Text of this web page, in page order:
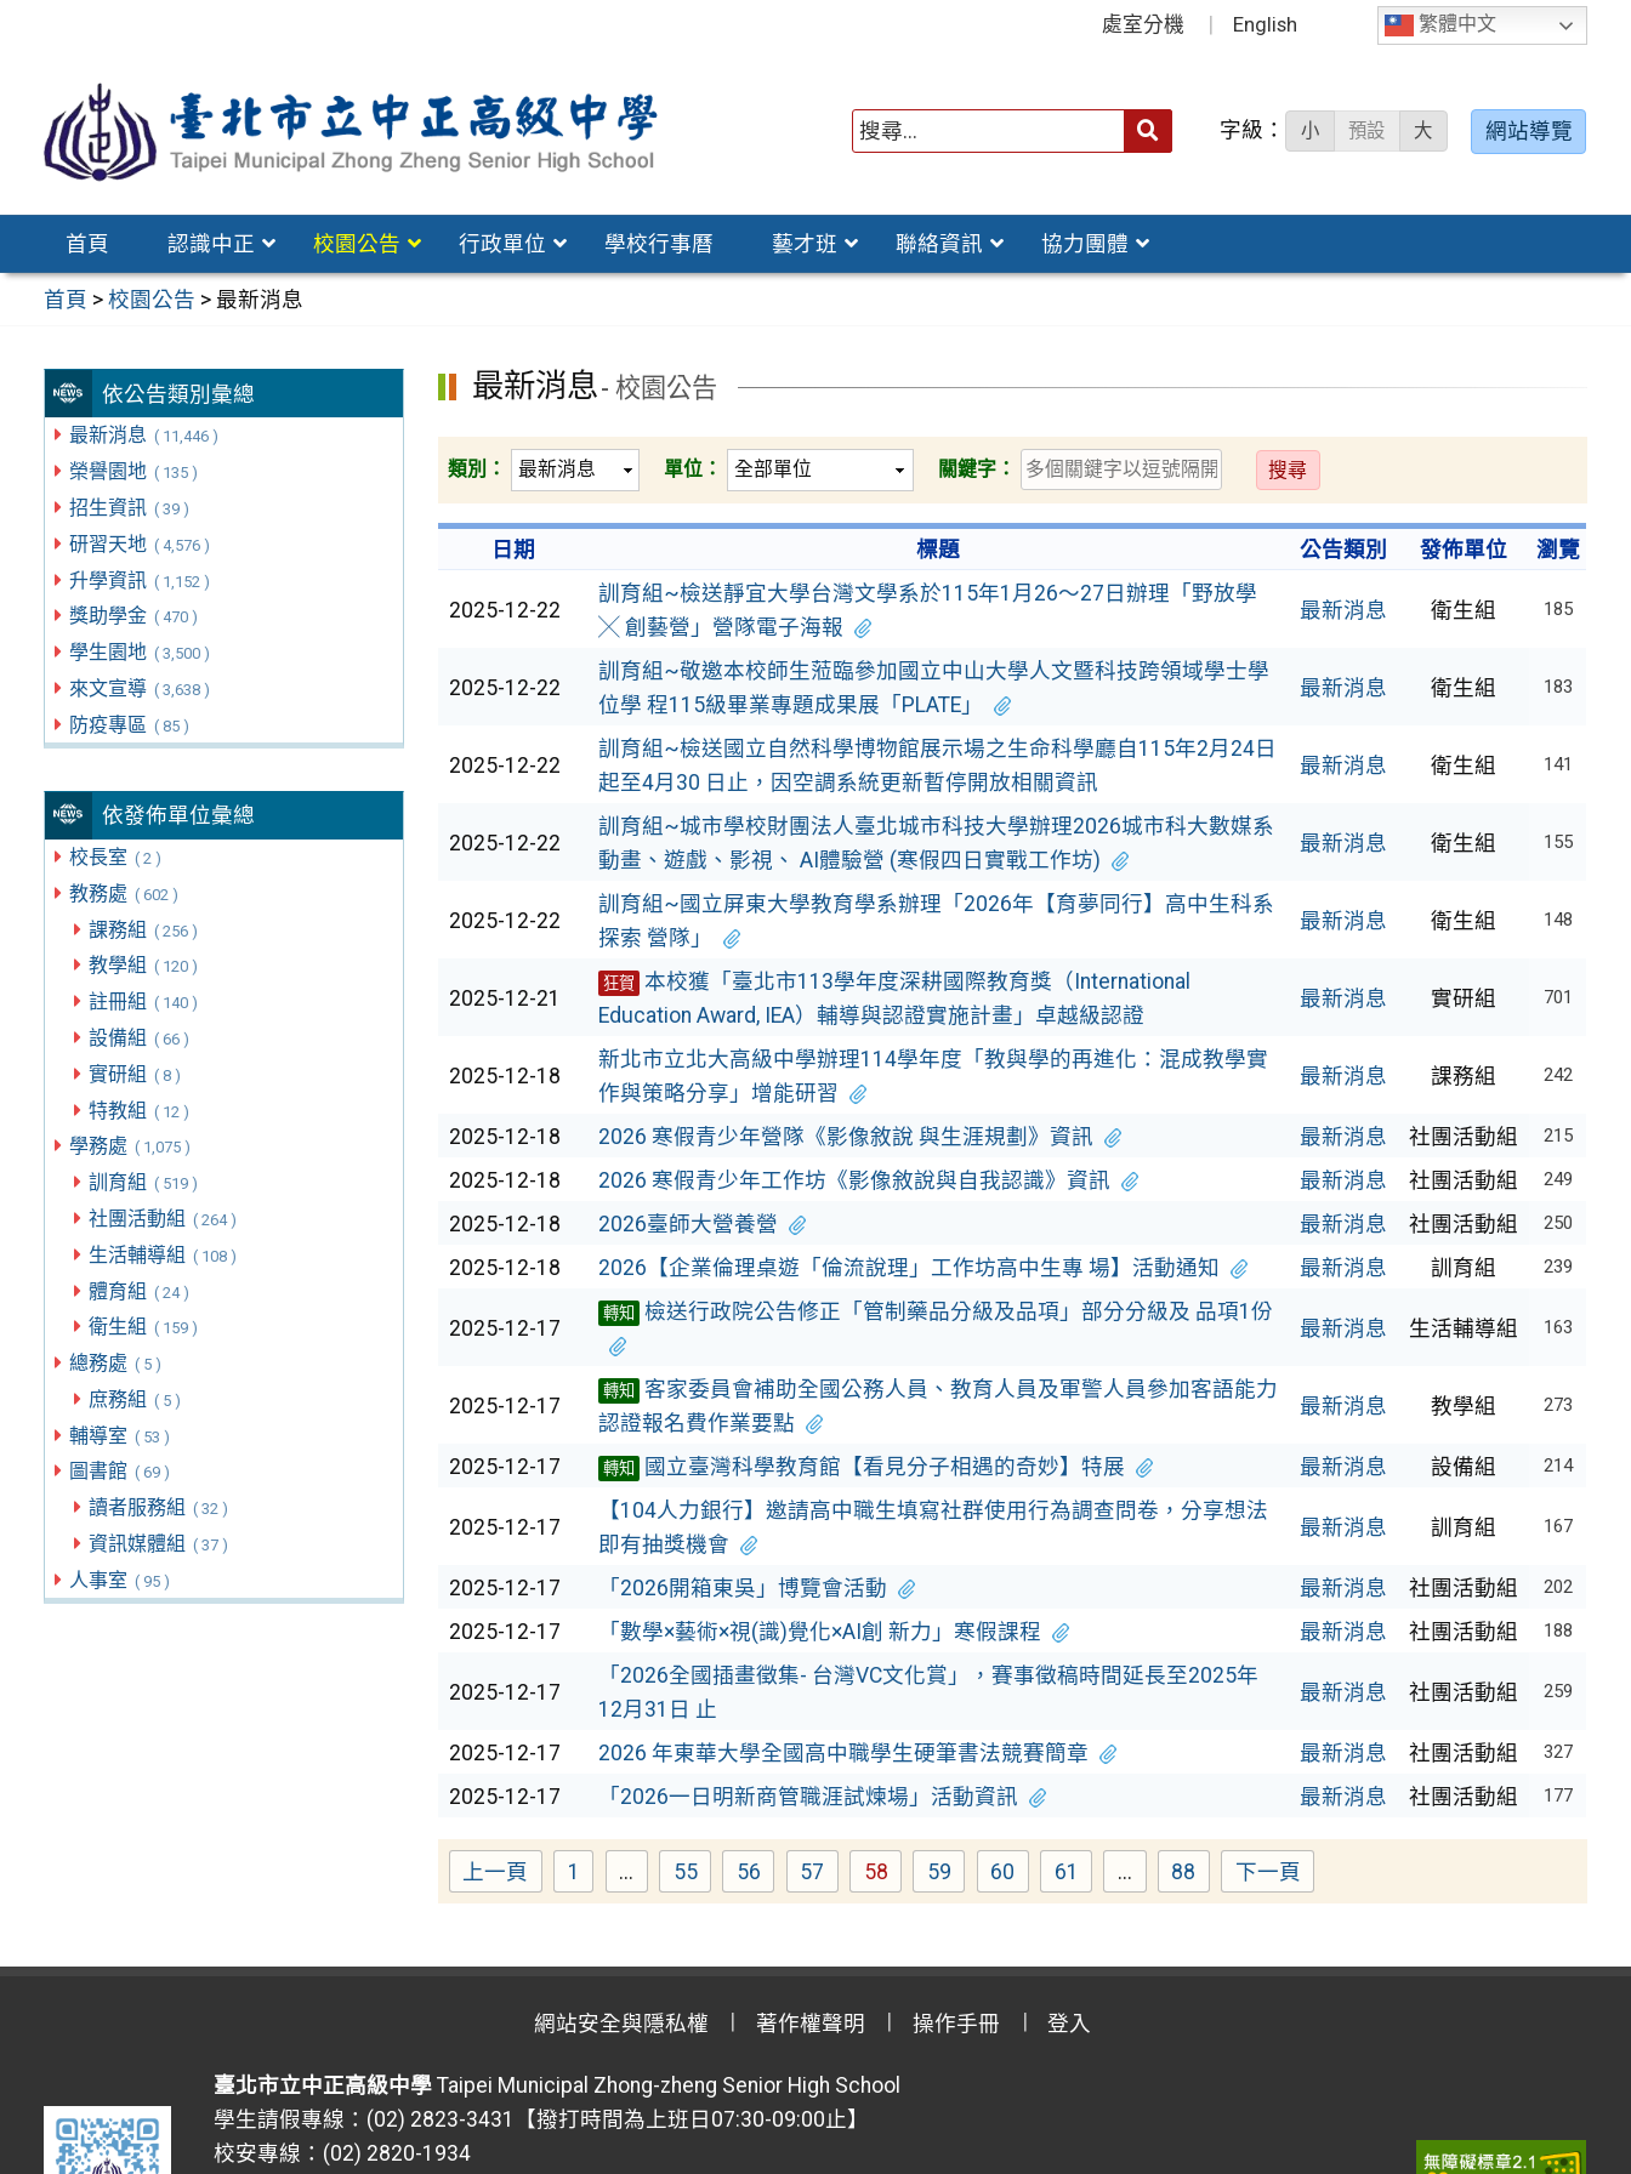
區
繁體中文
處室分機 English
字級： 小 預設 大 網站導覽
首頁 認識中正 校園公告 行政單位 學校行事曆 藝才班 聯絡資訊 協力團體
首頁 >校園公告 > 最新消息
依公告類別彙總
最新消息 ( 11,446 )
榮譽園地 ( 135 )
招生資訊 ( 39 )
研習天地 ( 4,576 )
升學資訊 ( 1,152 )
獎助學金 ( 470 )
學生園地 ( 3,500 )
來文宣導 ( 3,638 )
防疫專區 ( 85 )
依發佈單位彙總
校長室 ( 2 )
教務處 ( 602 )
課務組 ( 256 )
教學組 ( 120 )
註冊組 ( 140 )
設備組 ( 66 )
實研組 ( 8 )
特教組 ( 12 )
學務處 ( 1,075 )
訓育組 ( 519 )
社團活動組 ( 264 )
生活輔導組 ( 108 )
體育組 ( 24 )
衛生組 ( 159 )
總務處 ( 5 )
庶務組 ( 5 )
輔導室 ( 53 )
圖書館 ( 69 )
讀者服務組 ( 32 )
資訊媒體組 ( 37 )
人事室 ( 95 )
最新消息- 校園公告
類別： 單位： 關鍵字：
送
出
日期 標題 公告類別 發佈單位 瀏覽
2025-12-22
訓育組~檢送靜宜大學台灣文學系於115年1月26～27日辦理「野放學
╳ 創藝營」營隊電子海報
最新消息 衛生組 185
2025-12-22
訓育組~敬邀本校師生蒞臨參加國立中山大學人文暨科技跨領域學士學
位學 程115級畢業專題成果展「PLATE」
最新消息 衛生組 183
2025-12-22
訓育組~檢送國立自然科學博物館展示場之生命科學廳自115年2月24日
起至4月30 日止，因空調系統更新暫停開放相關資訊
最新消息 衛生組 141
2025-12-22
訓育組~城市學校財團法人臺北城市科技大學辦理2026城市科大數媒系
動畫、遊戲、影視、 AI體驗營 (寒假四日實戰工作坊)
最新消息 衛生組 155
2025-12-22
訓育組~國立屏東大學教育學系辦理「2026年【育夢同行】高中生科系
探索 營隊」
最新消息 衛生組 148
2025-12-21
狂賀 本校獲「臺北市113學年度深耕國際教育獎（International
Education Award, IEA）輔導與認證實施計畫」卓越級認證
最新消息 實研組 701
2025-12-18
新北市立北大高級中學辦理114學年度「教與學的再進化：混成教學實
作與策略分享」增能研習
最新消息 課務組 242
2025-12-18 2026 寒假青少年營隊《影像敘說 與生涯規劃》資訊 最新消息 社團活動組 215
2025-12-18 2026 寒假青少年工作坊《影像敘說與自我認識》資訊 最新消息 社團活動組 249
2025-12-18 2026臺師大營養營 最新消息 社團活動組 250
2025-12-18 2026【企業倫理桌遊「倫流說理」工作坊高中生專 場】活動通知 最新消息 訓育組 239
2025-12-17
轉知 檢送行政院公告修正「管制藥品分級及品項」部分分級及 品項1份
最新消息 生活輔導組 163
2025-12-17
轉知
客家委員會補助全國公務人員、教育人員及軍警人員參加客語能力
認證報名費作業要點
最新消息 教學組 273
2025-12-17 轉知 國立臺灣科學教育館【看見分子相遇的奇妙】特展 最新消息 設備組 214
2025-12-17
【104人力銀行】邀請高中職生填寫社群使用行為調查問卷，分享想法
即有抽獎機會
最新消息 訓育組 167
2025-12-17 「2026開箱東吳」博覽會活動 最新消息 社團活動組 202
2025-12-17 「數學×藝術×視(識)覺化×AI創 新力」寒假課程 最新消息 社團活動組 188
2025-12-17
「2026全國插畫徵集- 台灣VC文化賞」，賽事徵稿時間延長至2025年
12月31日 止
最新消息 社團活動組 259
2025-12-17 2026 年東華大學全國高中職學生硬筆書法競賽簡章 最新消息 社團活動組 327
2025-12-17 「2026一日明新商管職涯試煉場」活動資訊 最新消息 社團活動組 177
上一頁 Page
1 ... Page
55 Page
56 Page
57 Page
58 Page
59 Page
60 Page
61 ... Page
88 下一頁
網站安全與隱私權 著作權聲明 操作手冊 登入
臺北市立中正高級中學 Taipei Municipal Zhong-zheng Senior High School
學生請假專線：(02) 2823-3431【撥打時間為上班日07:30-09:00止】
校安專線：(02) 2820-1934